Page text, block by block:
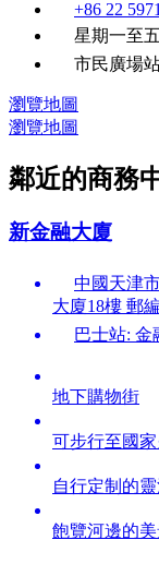
+86 22
星期一至
市民廣場
瀏覽地圖
瀏覽地圖
鄰近的商務
新金融大廈
中國天津
大廈18樓 郵
巴士站: 金
地下購物街
可步行至國
自行定制的
飽覽河邊的